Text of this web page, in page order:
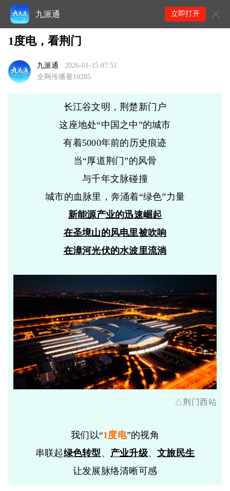
1度电，看荆门
九派通
2026-01-15 07:51
全网传播量10285
长江谷文明，荆楚新门户
这座地处“中国之中”的城市
有着5000年前的历史痕迹
当“厚道荆门”的风骨
与千年文脉碰撞
城市的血脉里，奔涌着“绿色”力量
新能源产业的迅速崛起
在圣境山的风电里被吹响
在漳河光伏的水波里流淌
△荆门西站
我们以“1度电”的视角
串联起绿色转型 、 产业升级、文旅民生
让发展脉络清晰可感
九派通 立即打开